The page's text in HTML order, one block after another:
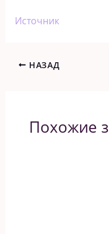
Источник
НАЗАД
Похожие